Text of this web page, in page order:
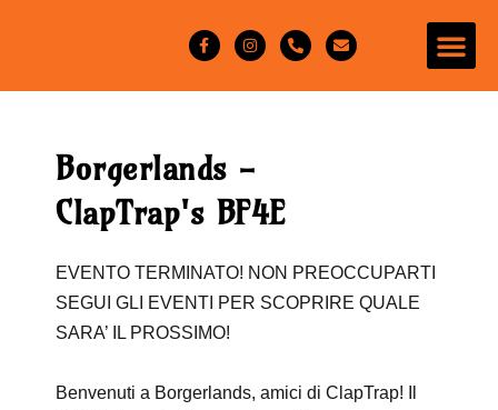
Borgerlands -
ClapTrap's BF4E
EVENTO TERMINATO! NON PREOCCUPARTI
SEGUI GLI EVENTI PER SCOPRIRE QUALE
SARA’ IL PROSSIMO!
Benvenuti a Borgerlands, amici di ClapTrap! Il